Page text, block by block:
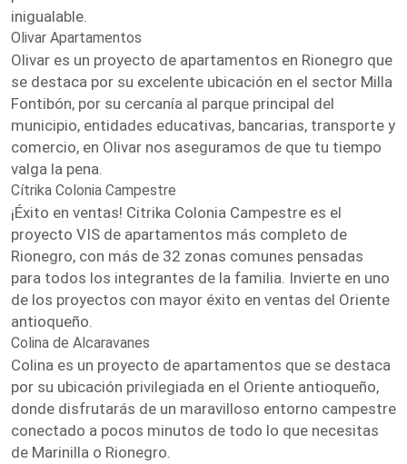
inigualable.
Olivar Apartamentos
Olivar es un proyecto de apartamentos en Rionegro que
se destaca por su excelente ubicación en el sector Milla
Fontibón, por su cercanía al parque principal del
municipio, entidades educativas, bancarias, transporte y
comercio, en Olivar nos aseguramos de que tu tiempo
valga la pena.
Cítrika Colonia Campestre
¡Éxito en ventas! Citrika Colonia Campestre es el
proyecto VIS de apartamentos más completo de
Rionegro, con más de 32 zonas comunes pensadas
para todos los integrantes de la familia. Invierte en uno
de los proyectos con mayor éxito en ventas del Oriente
antioqueño.
Colina de Alcaravanes
Colina es un proyecto de apartamentos que se destaca
por su ubicación privilegiada en el Oriente antioqueño,
donde disfrutarás de un maravilloso entorno campestre
conectado a pocos minutos de todo lo que necesitas
de Marinilla o Rionegro.